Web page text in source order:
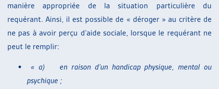
manière appropriée de la situation particulière du
requérant. Ainsi, il est possible de « déroger » au critère de
ne pas à avoir perçu d’aide sociale, lorsque le requérant ne
peut le remplir:
« a)en raison d’un handicap physique, mental ou
psychique ;